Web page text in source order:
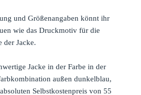
und Größenangaben könnt ihr
wie das Druckmotiv für die
der Jacke.
Jacke in der Farbe in der
außen dunkelblau,
Selbstkostenpreis von 55